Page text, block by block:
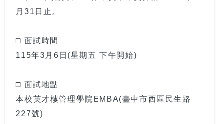
月31日止。
□ 面試時間
115年3月6日(星期五 下午開始)
□ 面試地點
本校英才樓管理學院EMBA(臺中市西區民生路
227號)